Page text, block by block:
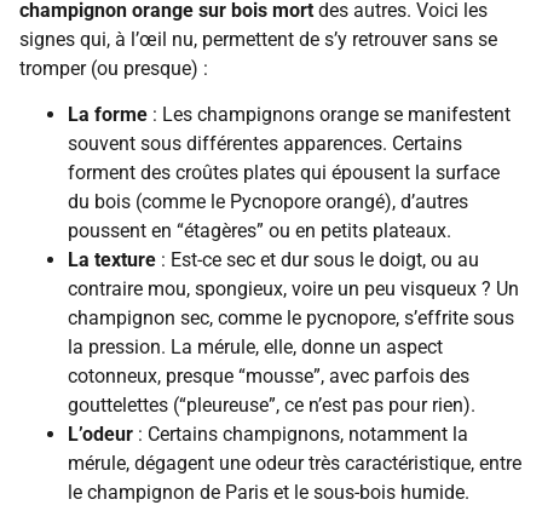
champignon orange sur bois mort des autres. Voici les
signes qui, à l’œil nu, permettent de s’y retrouver sans se
tromper (ou presque) :
La forme : Les champignons orange se manifestent
souvent sous différentes apparences. Certains
forment des croûtes plates qui épousent la surface
du bois (comme le Pycnopore orangé), d’autres
poussent en “étagères” ou en petits plateaux.
La texture : Est-ce sec et dur sous le doigt, ou au
contraire mou, spongieux, voire un peu visqueux ? Un
champignon sec, comme le pycnopore, s’effrite sous
la pression. La mérule, elle, donne un aspect
cotonneux, presque “mousse”, avec parfois des
gouttelettes (“pleureuse”, ce n’est pas pour rien).
L’odeur : Certains champignons, notamment la
mérule, dégagent une odeur très caractéristique, entre
le champignon de Paris et le sous-bois humide.